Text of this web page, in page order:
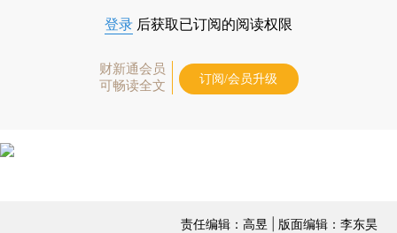
登录 后获取已订阅的阅读权限
财新通会员
可畅读全文
订阅/会员升级
责任编辑：高昱 | 版面编辑：李东昊